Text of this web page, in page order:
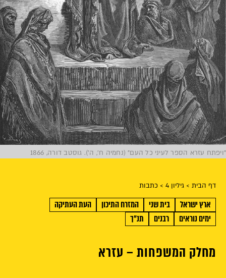
דף הבית > גיליון 4 > כתבות
ארץ ישראל בית שני המזרח התיכון
העת העתיקה
ימים נוראים
רבנים תנ"ך
מחלק המשפחות – עזרא
"ויפתח עזרא הספר לעיני כל העם" (נחמיה ח', ה'). גוסטב דורה, 1866